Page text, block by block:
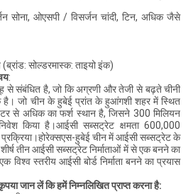
सोना, ओएसपी / विसर्जन चांदी, टिन, अधिक जैसे
सोल्डरमास्क: ताइयो इंक)
:
से संबंधित है, जो कि अग्रणी और तेजी से बढ़ते चीनी
है। जो चीन के हुबेई प्रांत के हुआंगशी शहर में स्थित
से अधिक का फर्श स्थान है, जिसने 300 मिलियन
किया है।आईसी सब्सट्रेट क्षमता 600,000
प्रक्रिया।होरेक्सएस-हुबेई चीन में आईसी सब्सट्रेट के
तीन आईसी सब्सट्रेट निर्माताओं में से एक बनने का
विश्व स्तरीय आईसी बोर्ड निर्माता बनने का प्रयास
जान लें कि हमें निम्नलिखित प्राप्त करना है: